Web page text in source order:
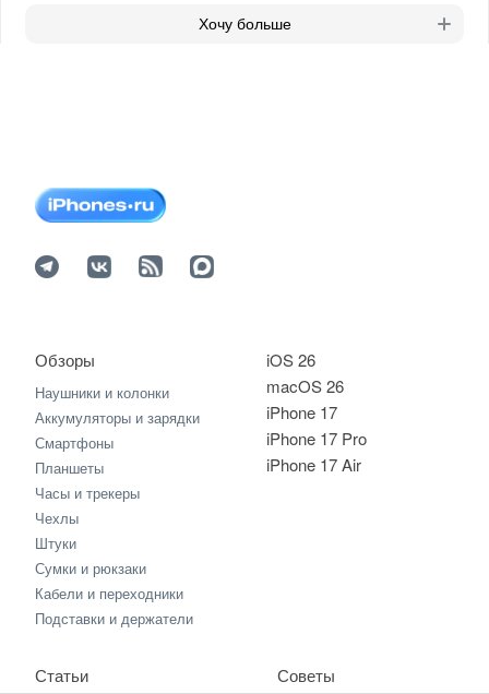
Хочу больше
iOS 26
macOS 26
iPhone 17
iPhone 17 Pro
iPhone 17 Air
Обзоры
Наушники и колонки
Аккумуляторы и зарядки
Смартфоны
Планшеты
Часы и трекеры
Чехлы
Штуки
Сумки и рюкзаки
Кабели и переходники
Подставки и держатели
Статьи
Советы